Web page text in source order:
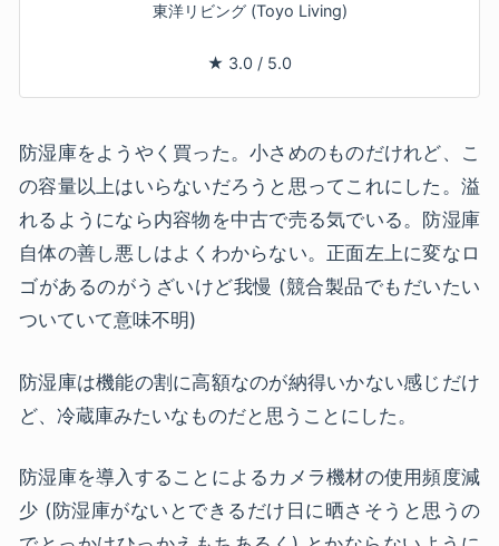
東洋リビング (Toyo Living)
★ 3.0 / 5.0
防湿庫をようやく買った。小さめのものだけれど、こ
の容量以上はいらないだろうと思ってこれにした。溢
れるようになら内容物を中古で売る気でいる。防湿庫
自体の善し悪しはよくわからない。正面左上に変なロ
ゴがあるのがうざいけど我慢 (競合製品でもだいたい
ついていて意味不明)
防湿庫は機能の割に高額なのが納得いかない感じだけ
ど、冷蔵庫みたいなものだと思うことにした。
防湿庫を導入することによるカメラ機材の使用頻度減
少 (防湿庫がないとできるだけ日に晒さそうと思うの